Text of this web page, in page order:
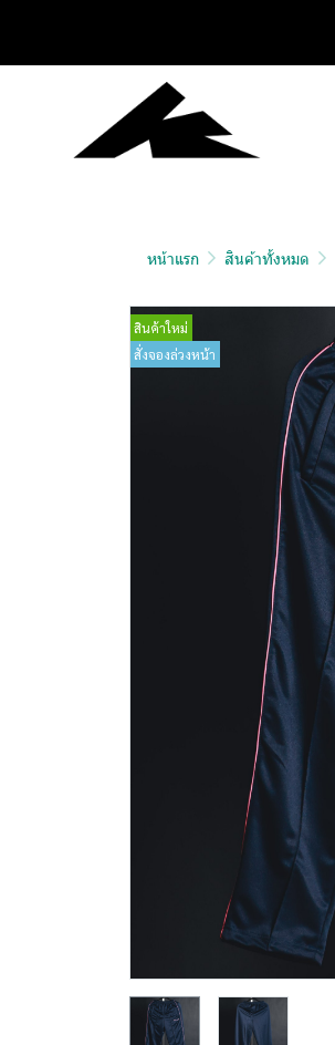
หน้าแรก สินค้าทั้งหมด
สินค้าใหม่
สั่งจองล่วงหน้า